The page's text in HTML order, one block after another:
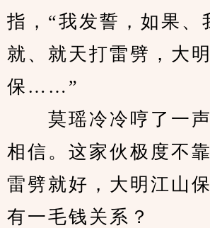
指，“我发誓，如果、
就、就天打雷劈，大
保……”
莫瑶冷冷哼了一声
相信。这家伙极度不
雷劈就好，大明江山
有一毛钱关系？